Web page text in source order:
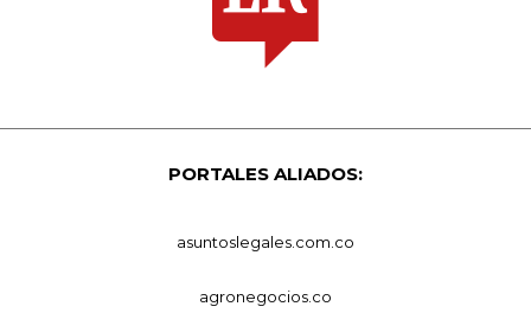
PORTALES ALIADOS:
asuntoslegales.com.co
agronegocios.co